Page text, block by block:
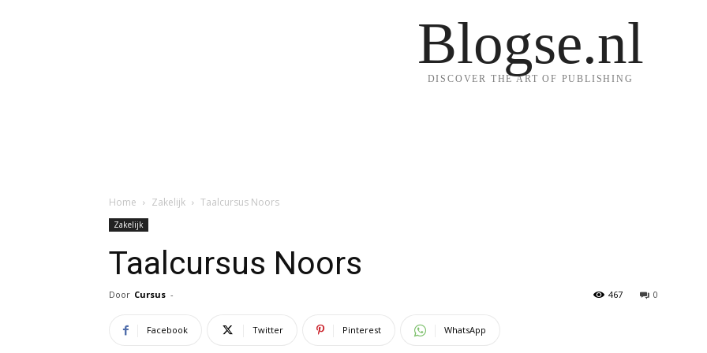
Blogse.nl
DISCOVER THE ART OF PUBLISHING
Home Zakelijk Taalcursus Noors
Zakelijk
Taalcursus Noors
Door Cursus - 0
467
Facebook Twitter Pinterest WhatsApp